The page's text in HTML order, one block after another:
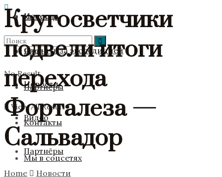
Новости
Видео
Партнёры
Контакты
Мы в соцсетях
Команда
Следить за экспедицией
Новости
Видео
Партнёры
No Result
View All Result
Кругосветчики
подвели итоги
перехода
Форталеза —
Сальвадор
Home
Новости